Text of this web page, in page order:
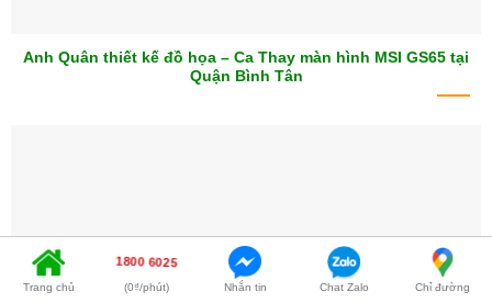
Anh Quân thiết kế đồ họa – Ca Thay màn hình MSI GS65 tại
Quận Bình Tân
Trang chủ
1800 6025
(0₫/phút) Nhắn tin Chat Zalo Chỉ đường